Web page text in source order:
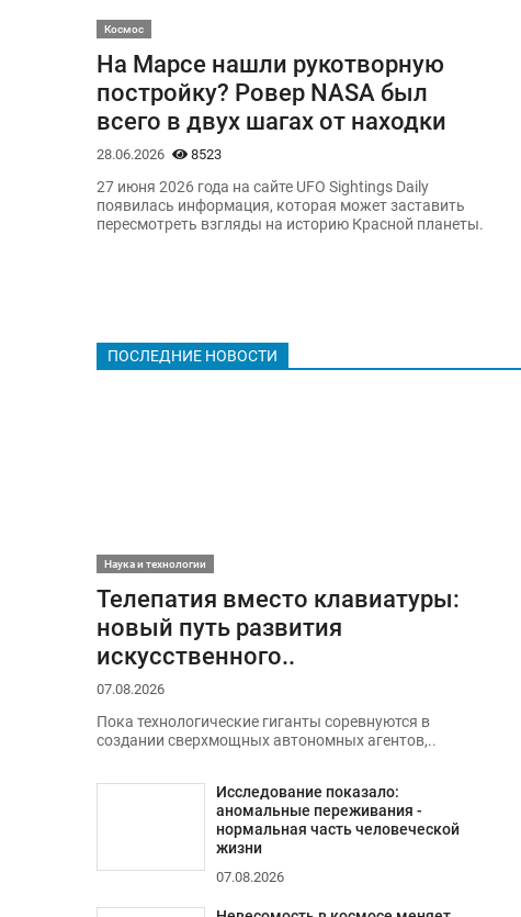
Космос
На Марсе нашли рукотворную
постройку? Ровер NASA был
всего в двух шагах от находки
28.06.2026 8523
27 июня 2026 года на сайте UFO Sightings Daily
появилась информация, которая может заставить
пересмотреть взгляды на историю Красной планеты.
ПОСЛЕДНИЕ НОВОСТИ
Наука и технологии
Телепатия вместо клавиатуры:
новый путь развития
искусственного..
07.08.2026
Пока технологические гиганты соревнуются в
создании сверхмощных автономных агентов,..
Исследование показало:
аномальные переживания -
нормальная часть человеческой
жизни
07.08.2026